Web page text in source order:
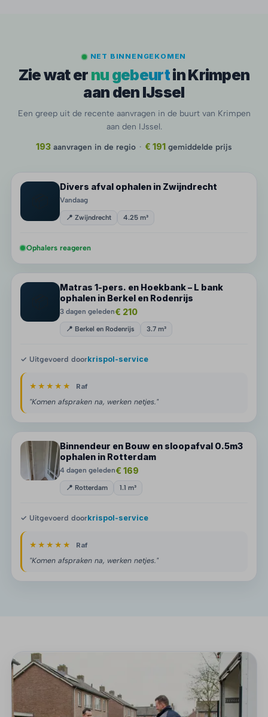
NET BINNENGEKOMEN
Zie wat er nu gebeurtin Krimpen
aan den IJssel
Een greep uit de recente aanvragen in de buurt van Krimpen
aan den IJssel.
193 aanvragen in de regio · € 191 gemiddelde prijs
Divers afval ophalen in Zwijndrecht
Vandaag
📍 Zwijndrecht 4.25 m³
Ophalers reageren
Matras 1-pers. en Hoekbank – L bank
ophalen in Berkel en Rodenrijs
3 dagen geleden€ 210
📍 Berkel en Rodenrijs 3.7 m³
✓ Uitgevoerd doorkrispol-service
★★★★★ Raf
"Komen afspraken na, werken netjes."
Binnendeur en Bouw en sloopafval 0.5m3
ophalen in Rotterdam
4 dagen geleden€ 169
📍 Rotterdam 1.1 m³
✓ Uitgevoerd doorkrispol-service
★★★★★ Raf
"Komen afspraken na, werken netjes."